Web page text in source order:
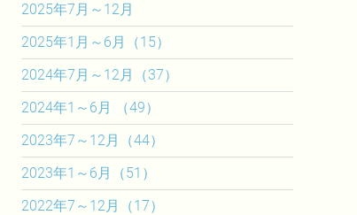
2025年7月～12月
2025年1月～6月（15）
2024年7月～12月（37）
2024年1～6月 （49）
2023年7～12月（44）
2023年1～6月（51）
2022年7～12月（17）